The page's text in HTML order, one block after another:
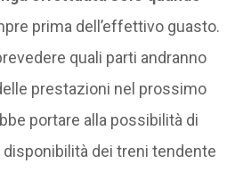
prima dell’effettivo guasto.
quali parti andranno
prestazioni nel prossimo
portare alla possibilità di
dei treni tendente